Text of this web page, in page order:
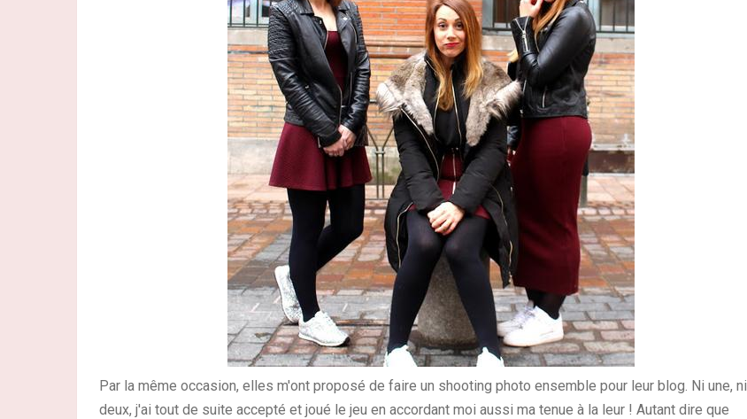
Par la même occasion, elles m'ont proposé de faire un shooting photo ensemble pour leur blog. Ni une, ni
deux, j'ai tout de suite accepté et joué le jeu en accordant moi aussi ma tenue à la leur ! Autant dire que